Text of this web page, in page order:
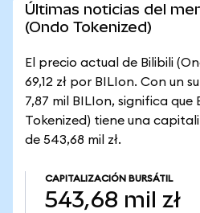
Últimas noticias del
(Ondo Tokenized)
El precio actual de Bilibili
69,12 zł por BILIon. Con un
7,87 mil BILIon, significa que
Tokenized) tiene una
de 543,68 mil zł.
CAPITALIZACIÓN BURSÁTIL
543,68 mil zł